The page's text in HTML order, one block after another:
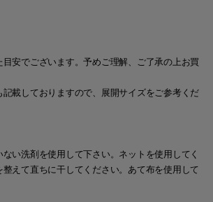
安でございます。予めご理解、ご了承の上お買
載しておりますので、展開サイズをご参考くだ
い洗剤を使用して下さい。ネットを使用してく
えて直ちに干してください。あて布を使用して